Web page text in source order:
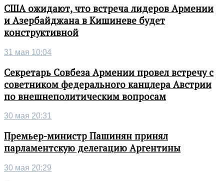
США ожидают, что встреча лидеров Армении
и Азербайджана в Кишиневе будет
конструктивной
31 мая 10:04
Секретарь Совбеза Армении провел встречу с
советником федерального канцлера Австрии
по внешнеполитическим вопросам
30 мая 20:31
Премьер-министр Пашинян принял
парламентскую делегацию Аргентины
30 мая 20:29